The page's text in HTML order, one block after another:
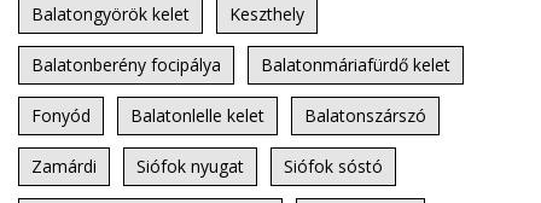
Balatongyörök kelet Keszthely
Balatonberény focipálya Balatonmáriafürdő kelet
Fonyód Balatonlelle kelet Balatonszárszó
Zamárdi Siófok nyugat Siófok sóstó